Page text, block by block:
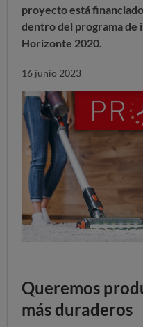
proyecto está
dentro del programa de
Horizonte 2020.
16 junio 2023
Queremos
más duraderos